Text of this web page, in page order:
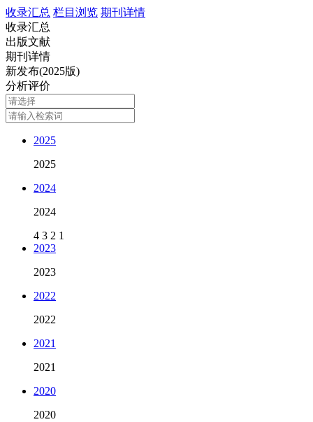
收录汇总 栏目浏览 期刊详情
收录汇总
出版文献
期刊详情
新发布(2025版)
分析评价
2025
2025
2024
2024
4 3 2 1
2023
2023
2022
2022
2021
2021
2020
2020